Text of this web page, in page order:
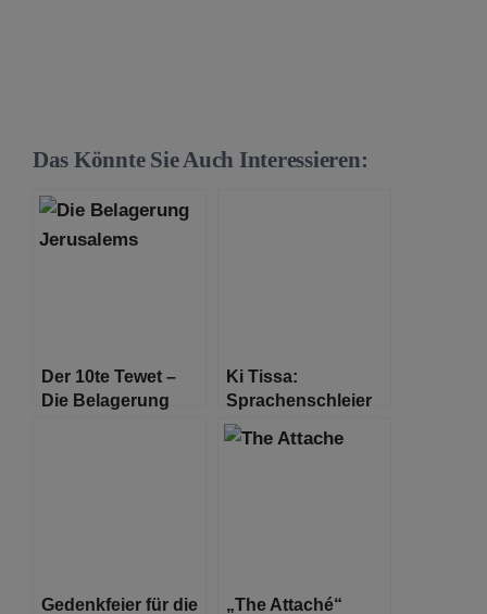
Das Könnte Sie Auch Interessieren:
Der 10te Tewet –
Die Belagerung
Ki Tissa:
Sprachenschleier
Gedenkfeier für die
„The Attaché“